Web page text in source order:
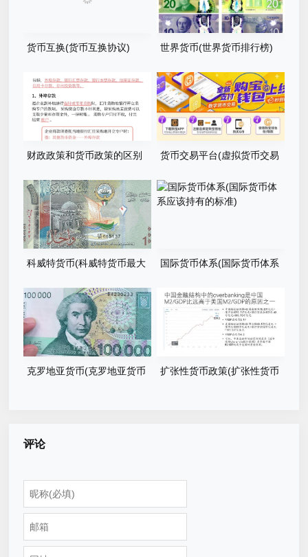
货币互换(货币互换协议) 世界货币(世界货币排行榜)
财政政策和货币政策的区别
(财政政策和货币政策的区别
是什么)
货币交易平台(虚拟货币交易
平台排行榜)
科威特货币(科威特货币最大
面值)
国际货币体系(国际货币体系
克罗地亚货币(克罗地亚货币
扩张性货币政策(扩张性货币
评论